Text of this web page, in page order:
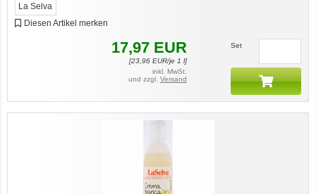
La Selva
Diesen Artikel merken
17,97 EUR
[23,96EUR/je 1 l]
inkl. MwSt.
und zzgl. Versand
Set